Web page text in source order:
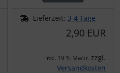
Lieferzeit: 3-4 Tage
2,90 EUR
inkl. 19 % MwSt. zzgl.
Versandkosten